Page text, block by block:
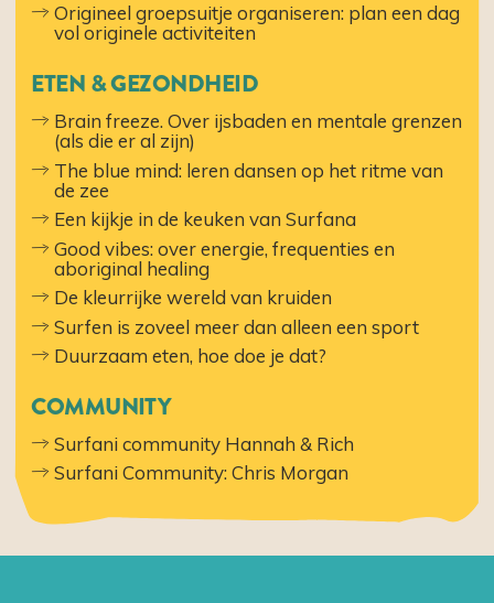
Origineel groepsuitje organiseren: plan een dag
vol originele activiteiten
ETEN & GEZONDHEID
Brain freeze. Over ijsbaden en mentale grenzen
(als die er al zijn)
The blue mind: leren dansen op het ritme van
de zee
Een kijkje in de keuken van Surfana
Good vibes: over energie, frequenties en
aboriginal healing
De kleurrijke wereld van kruiden
Surfen is zoveel meer dan alleen een sport
Duurzaam eten, hoe doe je dat?
COMMUNITY
Surfani community Hannah & Rich
Surfani Community: Chris Morgan